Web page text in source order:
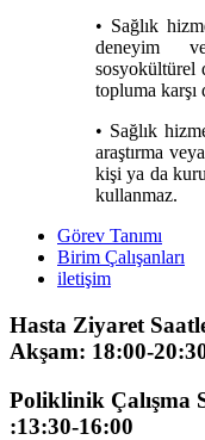
• Sağlık
deneyim
sosyokültürel
topluma karşı
• Sağlık
araştırma
kişi ya da
kullanmaz.
Görev Tanımı
Birim Çalışanları
iletişim
Hasta Ziyaret
Akşam: 18:00-
Poliklinik Çalışma
:13:30-16:00